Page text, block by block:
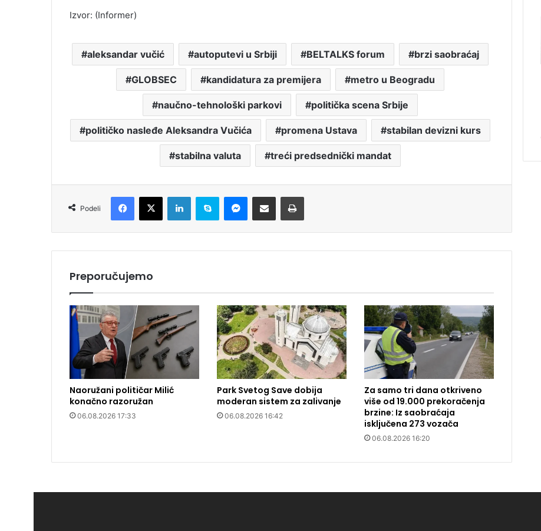
Izvor: (Informer)
aleksandar vučić autoputevi u Srbiji BELTALKS forum brzi saobraćaj
GLOBSEC kandidatura za premijera metro u Beogradu
naučno-tehnološki parkovi politička scena Srbije
političko nasleđe Aleksandra Vučića promena Ustava stabilan devizni kurs
stabilna valuta treći predsednički mandat
Podeli
Preporučujemo
Naoružani političar Milić
konačno razoružan
06.08.2026 17:33
Park Svetog Save dobija
moderan sistem za zalivanje
06.08.2026 16:42
Za samo tri dana otkriveno
više od 19.000 prekoračenja
brzine: Iz saobraćaja
isključena 273 vozača
06.08.2026 16:20